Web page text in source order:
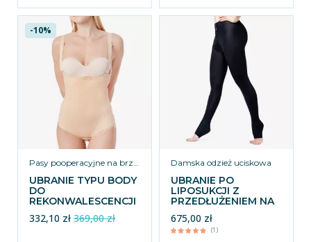
Pasy pooperacyjne na brzuch
UBRANIE TYPU BODY
DO
REKONWALESCENCJI
PO PLASTYCE
BRZUCHA - REV1351
369,00 zł
332,10 zł
-10%
Damska odzież uciskowa
UBRANIE PO
LIPOSUKCJI Z
PRZEDŁUŻENIEM NA
STOPY - REV.0109
675,00 zł
(1)